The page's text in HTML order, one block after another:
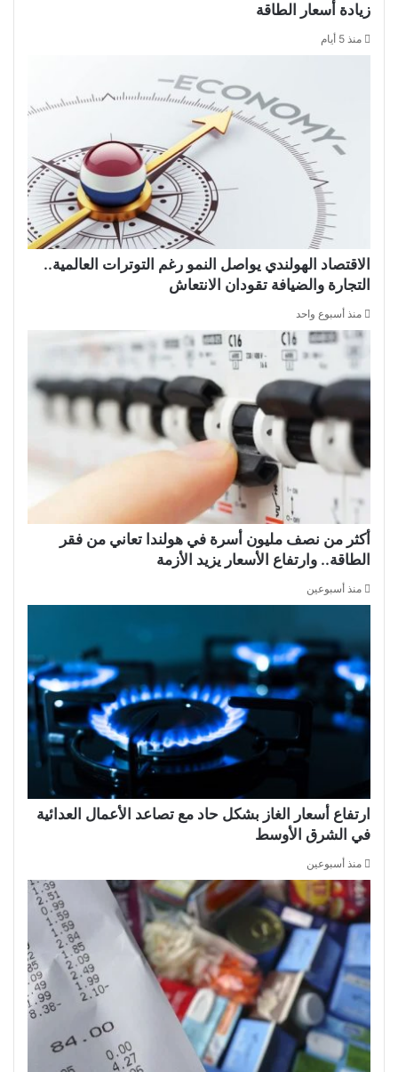
زيادة أسعار الطاقة
منذ 5 أيام
الاقتصاد الهولندي يواصل النمو رغم التوترات العالمية..
التجارة والضيافة تقودان الانتعاش
منذ أسبوع واحد
أكثر من نصف مليون أسرة في هولندا تعاني من فقر
الطاقة.. وارتفاع الأسعار يزيد الأزمة
منذ أسبوعين
ارتفاع أسعار الغاز بشكل حاد مع تصاعد الأعمال العدائية
في الشرق الأوسط
منذ أسبوعين